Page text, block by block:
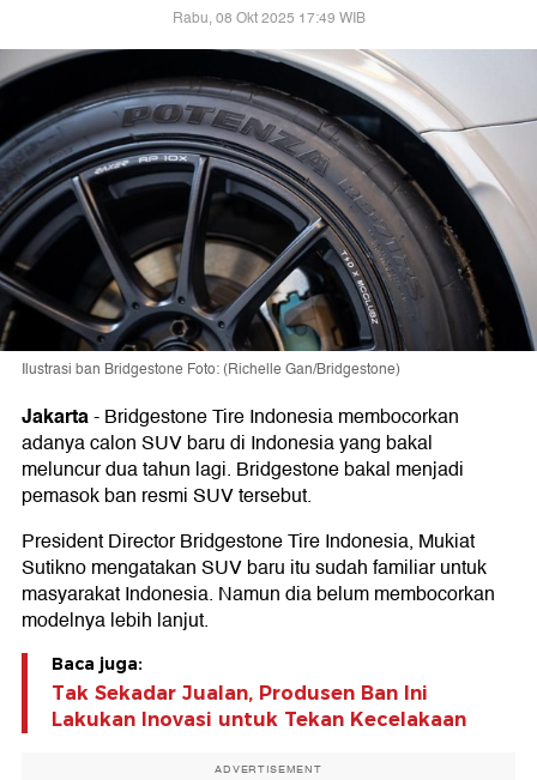
Rabu, 08 Okt 2025 17:49 WIB
Ilustrasi ban Bridgestone Foto: (Richelle Gan/Bridgestone)
Jakarta-Bridgestone Tire Indonesia membocorkan
adanya calon SUV baru di Indonesia yang bakal
meluncur dua tahun lagi. Bridgestone bakal menjadi
pemasok ban resmi SUV tersebut.
President Director Bridgestone Tire Indonesia, Mukiat
Sutikno mengatakan SUV baru itu sudah familiar untuk
masyarakat Indonesia. Namun dia belum membocorkan
modelnya lebih lanjut.
Baca juga:
Tak Sekadar Jualan, Produsen Ban Ini
Lakukan Inovasi untuk Tekan Kecelakaan
ADVERTISEMENT